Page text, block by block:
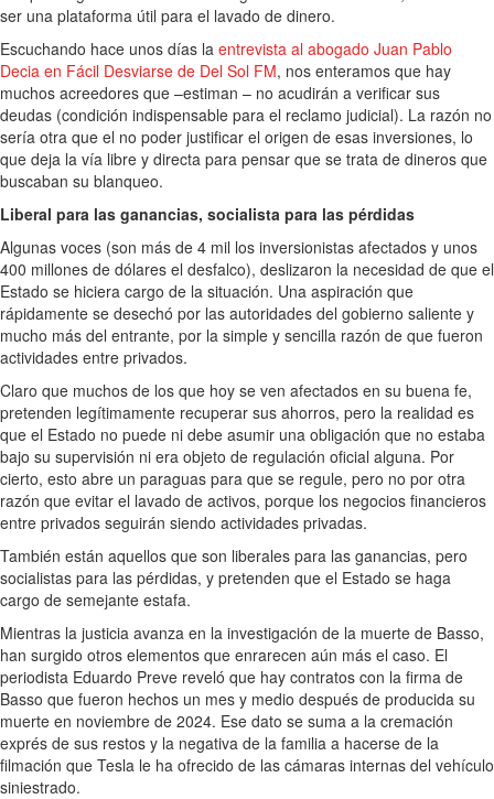
ser una plataforma útil para el lavado de dinero.
Escuchando hace unos días la entrevista al abogado Juan Pablo
Decia en Fácil Desviarse de Del Sol FM, nos enteramos que hay
muchos acreedores que –estiman – no acudirán a verificar sus
deudas (condición indispensable para el reclamo judicial). La razón no
sería otra que el no poder justificar el origen de esas inversiones, lo
que deja la vía libre y directa para pensar que se trata de dineros que
buscaban su blanqueo.
Liberal para las ganancias, socialista para las pérdidas
Algunas voces (son más de 4 mil los inversionistas afectados y unos
400 millones de dólares el desfalco), deslizaron la necesidad de que el
Estado se hiciera cargo de la situación. Una aspiración que
rápidamente se desechó por las autoridades del gobierno saliente y
mucho más del entrante, por la simple y sencilla razón de que fueron
actividades entre privados.
Claro que muchos de los que hoy se ven afectados en su buena fe,
pretenden legítimamente recuperar sus ahorros, pero la realidad es
que el Estado no puede ni debe asumir una obligación que no estaba
bajo su supervisión ni era objeto de regulación oficial alguna. Por
cierto, esto abre un paraguas para que se regule, pero no por otra
razón que evitar el lavado de activos, porque los negocios financieros
entre privados seguirán siendo actividades privadas.
También están aquellos que son liberales para las ganancias, pero
socialistas para las pérdidas, y pretenden que el Estado se haga
cargo de semejante estafa.
Mientras la justicia avanza en la investigación de la muerte de Basso,
han surgido otros elementos que enrarecen aún más el caso. El
periodista Eduardo Preve reveló que hay contratos con la firma de
Basso que fueron hechos un mes y medio después de producida su
muerte en noviembre de 2024. Ese dato se suma a la cremación
exprés de sus restos y la negativa de la familia a hacerse de la
filmación que Tesla le ha ofrecido de las cámaras internas del vehículo
siniestrado.